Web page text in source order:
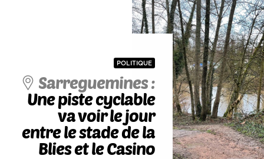
POLITIQUE
Sarreguemines :
Une piste cyclable
va voir le jour
entre le stade de la
Blies et le Casino